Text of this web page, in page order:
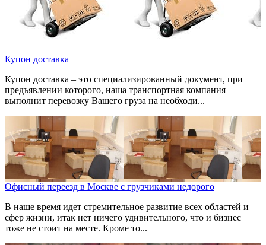
Купон доставка
Купон доставка – это специализированный документ, при
предъявлении которого, наша транспортная компания
выполнит перевозку Вашего груза на необходи...
Офисный переезд в Москве с грузчиками недорого
В наше время идет стремительное развитие всех областей и
сфер жизни, итак нет ничего удивительного, что и бизнес
тоже не стоит на месте. Кроме то...